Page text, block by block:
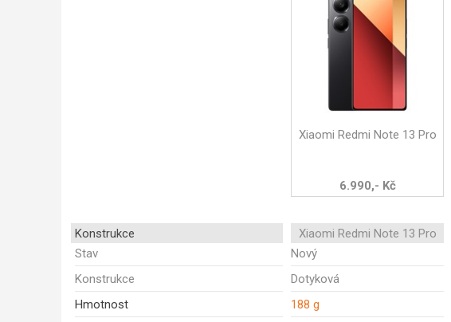
Xiaomi Redmi Note 13 Pro
6.990,- Kč
Konstrukce Xiaomi Redmi Note 13 Pro
Stav
Nový
Konstrukce
Dotyková
Hmotnost
188 g